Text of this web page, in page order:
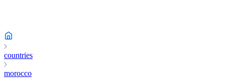
countries
morocco